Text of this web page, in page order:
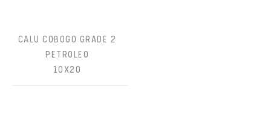
CALU COBOGO GRADE 2
PETROLEO
10X20